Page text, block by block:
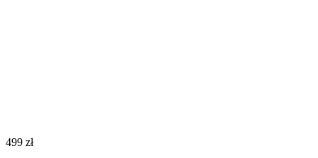
‍499‍ zł